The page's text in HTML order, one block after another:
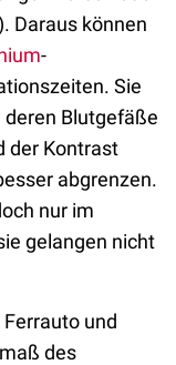
Daraus können
-
Sie
deren Blutgefäße
der Kontrast
abgrenzen.
nur im
gelangen nicht
und
des